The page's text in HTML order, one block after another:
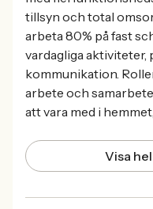
tillsyn och total
arbeta 80% på fast
vardagliga aktiviteter,
kommunikation.
arbete och
att vara med i
Visa